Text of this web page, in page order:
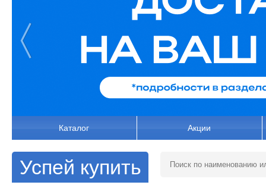
Каталог Акции
Успей купить